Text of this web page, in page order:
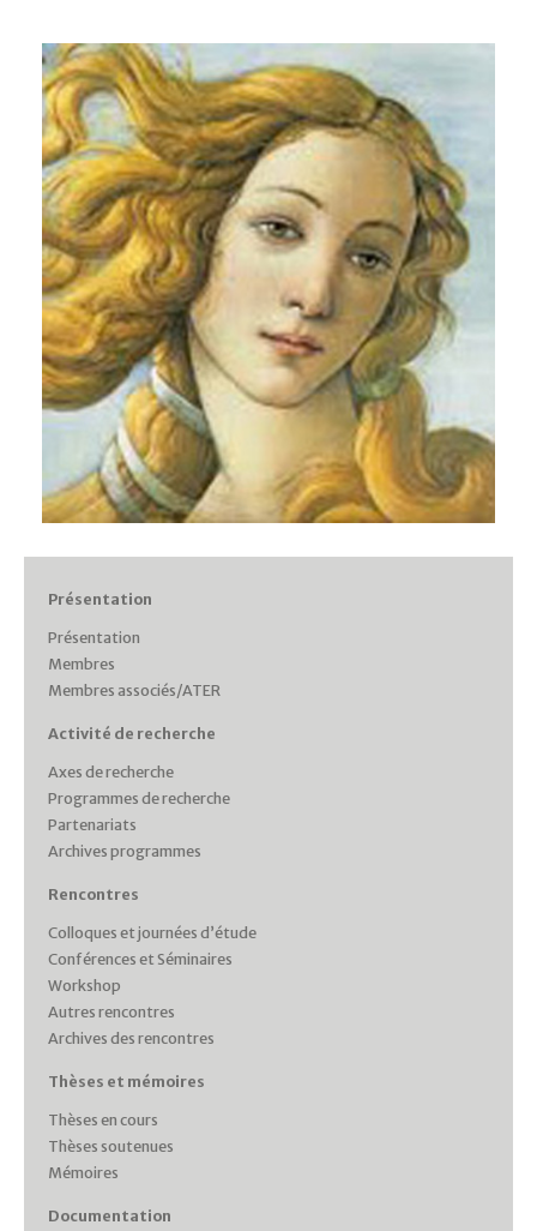
Présentation
Présentation
Membres
Membres associés/ATER
Activité de recherche
Axes de recherche
Programmes de recherche
Partenariats
Archives programmes
Rencontres
Colloques et journées d’étude
Conférences et Séminaires
Workshop
Autres rencontres
Archives des rencontres
Thèses et mémoires
Thèses en cours
Thèses soutenues
Mémoires
Documentation